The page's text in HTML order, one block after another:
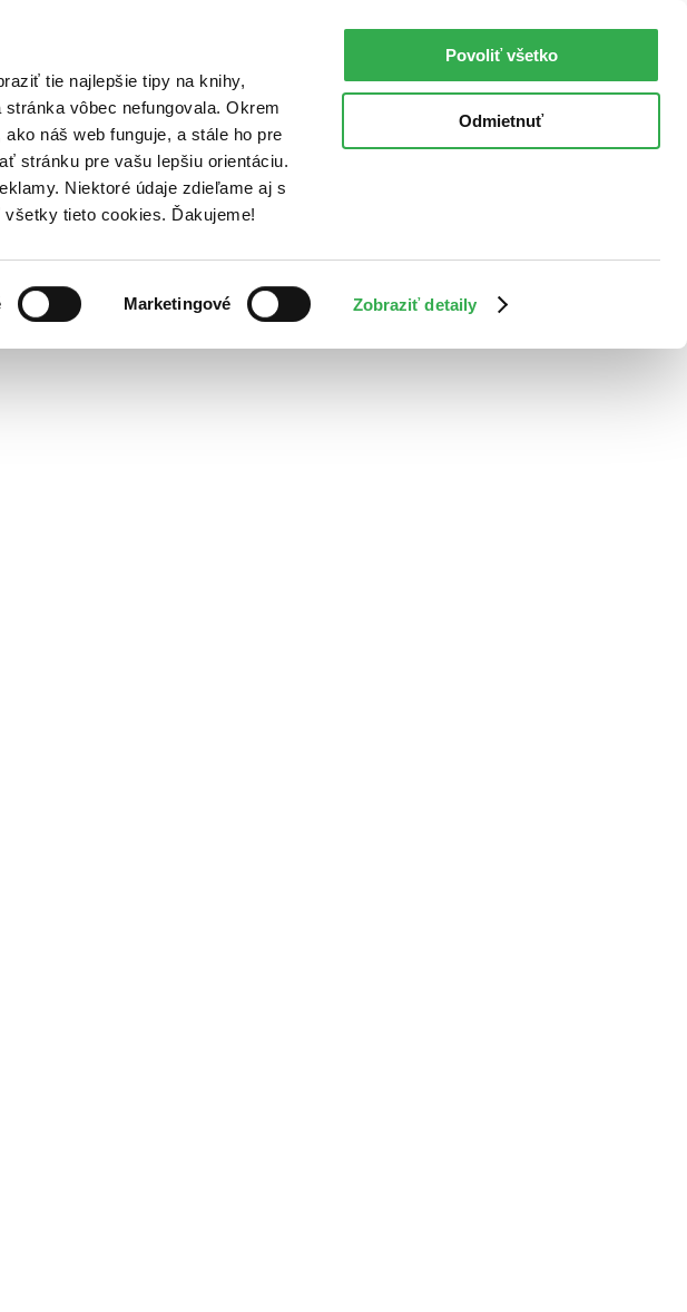
tie najlepšie tipy na knihy,
vôbec nefungovala. Okrem
náš web funguje, a stále ho pre
stránku pre vašu lepšiu orientáciu.
Niektoré údaje zdieľame aj s
tieto cookies. Ďakujeme!
Marketingové Zobraziť detaily
Povoliť všetko
Odmietnuť